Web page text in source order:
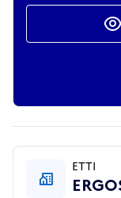
Actions
ETTI